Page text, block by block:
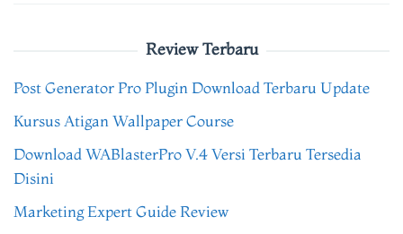
Review Terbaru
Post Generator Pro Plugin Download Terbaru Update
Kursus Atigan Wallpaper Course
Download WABlasterPro V.4 Versi Terbaru Tersedia
Disini
Marketing Expert Guide Review